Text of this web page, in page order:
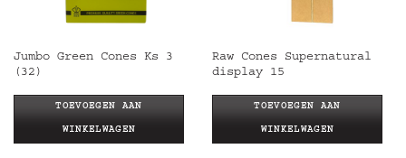
Jumbo Green Cones Ks 3
(32)
TOEVOEGEN AAN
WINKELWAGEN
Raw Cones Supernatural
display 15
TOEVOEGEN AAN
WINKELWAGEN